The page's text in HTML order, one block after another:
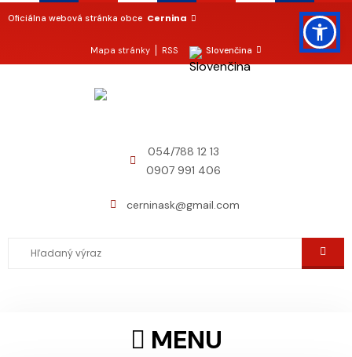
Oficiálna webová stránka obce Cernina
Mapa stránky RSS Slovenčina
054/788 12 13
0907 991 406
cerninask@gmail.com
MENU